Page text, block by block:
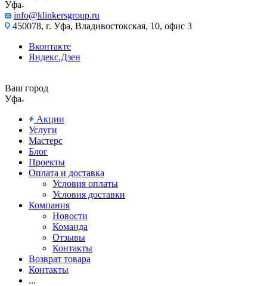
Уфа
info@klinkersgroup.ru
450078, г. Уфа, Владивостокская, 10, офис 3
Вконтакте
Яндекс.Дзен
Ваш город
Уфа
Акции
Услуги
Мастерс
Блог
Проекты
Оплата и доставка
Условия оплаты
Условия доставки
Компания
Новости
Команда
Отзывы
Контакты
Возврат товара
Контакты
...